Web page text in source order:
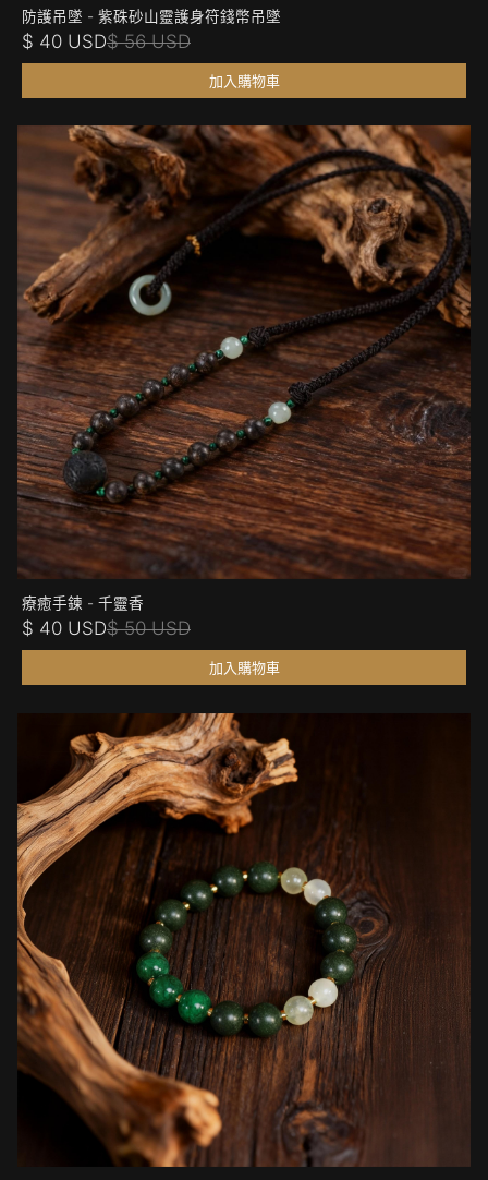
防護吊墜 - 紫硃砂山靈護身符錢幣吊墜
$ 40 USD$ 56 USD
加入購物車
療癒手鍊 - 千靈香
$ 40 USD$ 50 USD
加入購物車